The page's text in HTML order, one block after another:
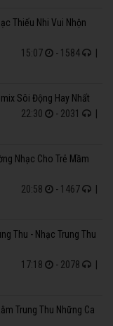
Thiếu Nhi Vui Nhộn
15:07
- 1584 |
Sôi Động Hay Nhất
22:30
- 2031 |
Nhạc Cho Trẻ Mầm
20:58
- 1467 |
Thu - Nhạc Trung Thu
17:18
- 2078 |
Trung Thu Những Ca